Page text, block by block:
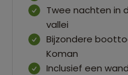
Twee nachten in
vallei
Bijzondere
Koman
Inclusief een